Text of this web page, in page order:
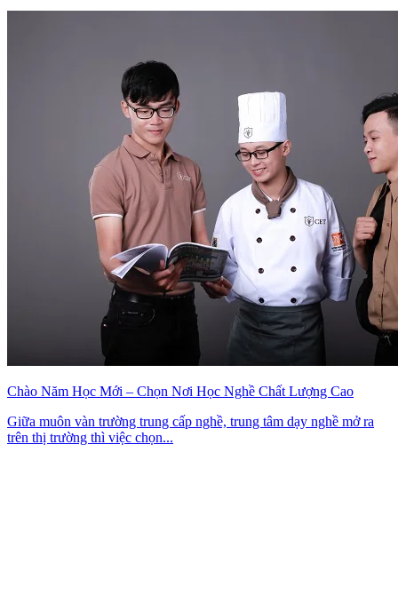
Chào Năm Học Mới – Chọn Nơi Học Nghề Chất Lượng Cao
Giữa muôn vàn trường trung cấp nghề, trung tâm dạy nghề mở ra
trên thị trường thì việc chọn...